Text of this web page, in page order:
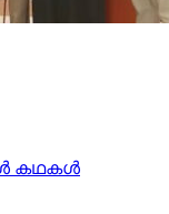
കഥകൾ